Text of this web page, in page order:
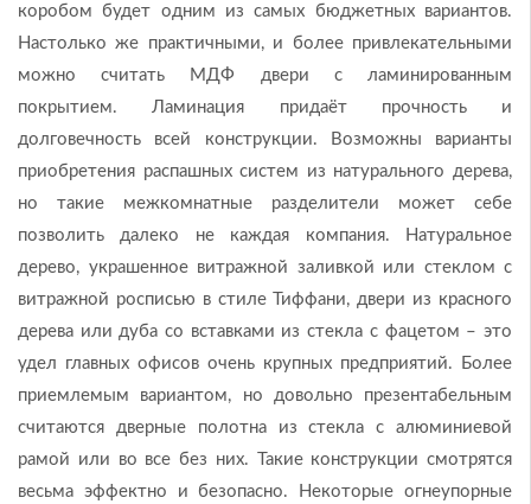
коробом будет одним из самых бюджетных вариантов.
Настолько же практичными, и более привлекательными
можно считать МДФ двери с ламинированным
покрытием. Ламинация придаёт прочность и
долговечность всей конструкции. Возможны варианты
приобретения распашных систем из натурального дерева,
но такие межкомнатные разделители может себе
позволить далеко не каждая компания. Натуральное
дерево, украшенное витражной заливкой или стеклом с
витражной росписью в стиле Тиффани, двери из красного
дерева или дуба со вставками из стекла с фацетом – это
удел главных офисов очень крупных предприятий. Более
приемлемым вариантом, но довольно презентабельным
считаются дверные полотна из стекла с алюминиевой
рамой или во все без них. Такие конструкции смотрятся
весьма эффектно и безопасно. Некоторые огнеупорные